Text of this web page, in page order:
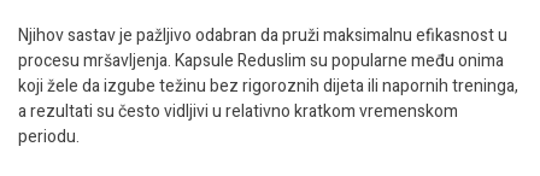
Njihov sastav je pažljivo odabran da pruži maksimalnu efikasnost u
procesu mršavljenja. Kapsule Reduslim su popularne među onima
koji žele da izgube težinu bez rigoroznih dijeta ili napornih treninga,
a rezultati su često vidljivi u relativno kratkom vremenskom
periodu.